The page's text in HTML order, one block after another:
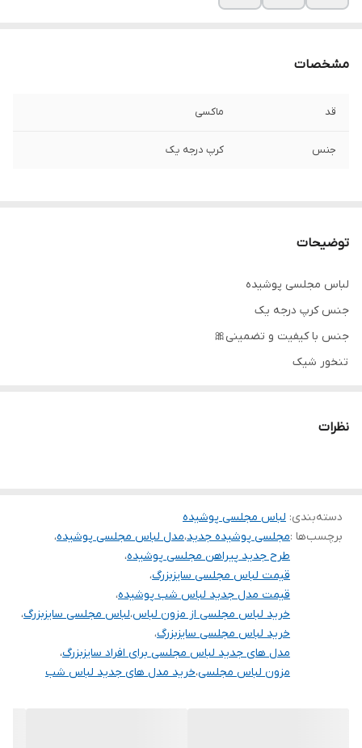
مشخصات
قد ماکسی
جنس کرپ درجه یک
توضیحات
لباس مجلسی پوشیده
جنس کرپ درجه یک
جنس با کیفیت و تضمینی🎀
تنخور شیک
دوستان عزیز در هنگام انتخاب مدل دقت کنید مشخصات لباس ها زیر
آنها درج شده است چون این سایت امکان مرجوع ندارد و فقط امکان
تعویض سایز دارد.
نظرات
دسته‌بندی: لباس مجلسی پوشیده
برچسب‌ها :مجلسی پوشیده جدید،مدل لباس مجلسی پوشیده،
طرح جدید پیراهن مجلسی پوشیده،
قیمت لباس مجلسی سایزبزرگ،
قیمت مدل جدید لباس شب پوشیده،
خرید لباس مجلسی از مزون لباس،لباس مجلسی سایزبزرگ،
خرید لباس مجلسی سایزبزرگ،
مدل های جدید لباس مجلسی برای افراد سایزبزرگ،
مزون لباس مجلسی،خرید مدل های جدید لباس شب